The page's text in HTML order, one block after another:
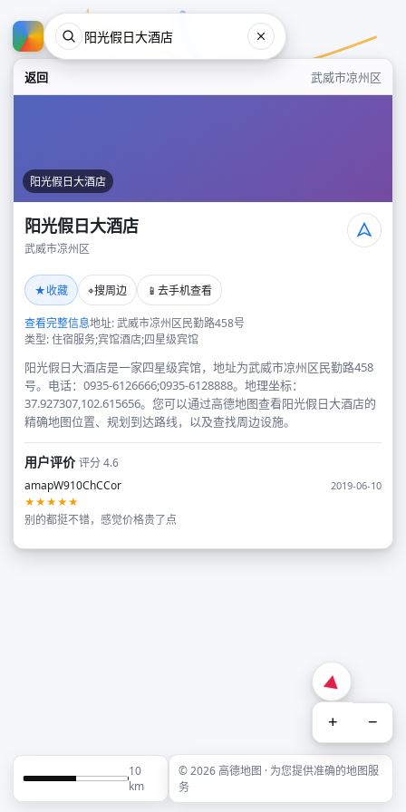
返回 武威市凉州区
阳光假日大酒店
阳光假日大酒店
武威市凉州区
★收藏 ⌖搜周边 📱 去手机查看
查看完整信息地址: 武威市凉州区民勤路458号
类型: 住宿服务;宾馆酒店;四星级宾馆
阳光假日大酒店是一家四星级宾馆，地址为武威市凉州区民勤路458
号。电话：0935-6126666;0935-6128888。地理坐标：
37.927307,102.615656。您可以通过高德地图查看阳光假日大酒店的
精确地图位置、规划到达路线，以及查找周边设施。
用户评价评分 4.6
amapW910ChCCor
2019-06-10
★★★★★
别的都挺不错，感觉价格贵了点
+ −
10
km
© 2026 高德地图 · 为您提供准确的地图服
务